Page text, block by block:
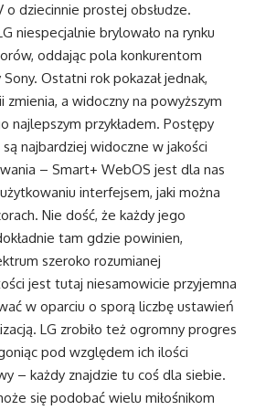
o dziecinnie prostej obsłudze.
niespecjalnie brylowało na rynku
oddając pola konkurentom
Ostatni rok pokazał jednak,
a widoczny na powyższym
najlepszym przykładem. Postępy
najbardziej widoczne w jakości
– Smart+ WebOS jest dla nas
interfejsem, jaki można
Nie dość, że każdy jego
tam gdzie powinien,
szeroko rozumianej
jest tutaj niesamowicie przyjemna
w oparciu o sporą liczbę ustawień
LG zrobiło też ogromny progres
pod względem ich ilości
– każdy znajdzie tu coś dla siebie.
się podobać wielu miłośnikom